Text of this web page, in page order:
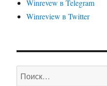
Winrevew в Telegram
Winreview в Twitter
Искать: